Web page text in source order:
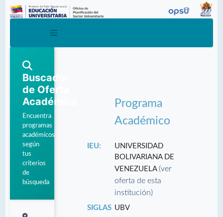
Buscador
de Oferta
Académica
Encuentra
programas
académicos
según
tus
criterios
de
búsqueda
Programa
Académico
IEU:
UNIVERSIDAD
BOLIVARIANA DE
VENEZUELA(ver
oferta de esta
institución)
SIGLAS UBV